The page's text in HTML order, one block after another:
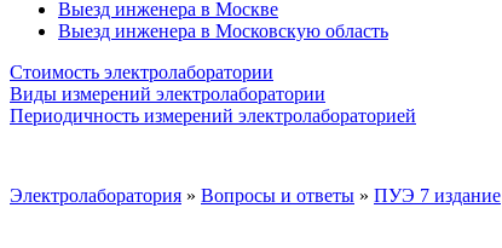
Выезд инженера в Москве
Выезд инженера в Московскую область
Стоимость электролаборатории
Виды измерений электролаборатории
Периодичность измерений электролабораторией
Электролаборатория » Вопросы и ответы » ПУЭ 7 издание